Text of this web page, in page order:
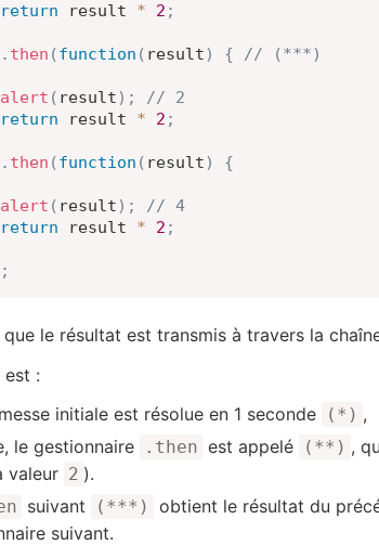
return result * 2 ;
. then (function ( result) { // (***)
alert ( result) ;
// 2
return result * 2 ;
. then (function ( result) {
alert ( result) ;
// 4
return result * 2 ;
;
que le résultat est transmis à travers la
est :
initiale est résolue en 1 seconde
(*) ,
le gestionnaire
.then est appelé (**) ,
valeur 2 ).
suivant (***)
obtient le résultat du
suivant.